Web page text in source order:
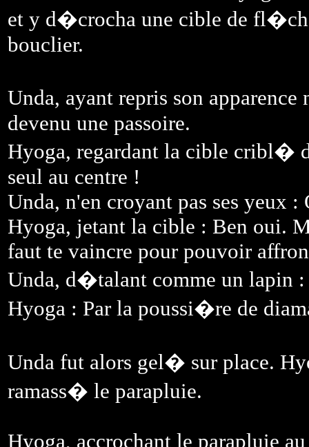
et y d�crocha une cible de
bouclier.
Unda, ayant repris son
devenu une passoire.
Hyoga, regardant la cible cribl�
seul au centre !
Unda, n'en croyant pas ses yeux
Hyoga, jetant la cible : Ben oui.
faut te vaincre pour pouvoir
Unda, d�talant comme un lapin
Hyoga : Par la poussi�re de
Unda fut alors gel� sur place.
ramass� le parapluie.
Hyoga, accrochant le parapluie